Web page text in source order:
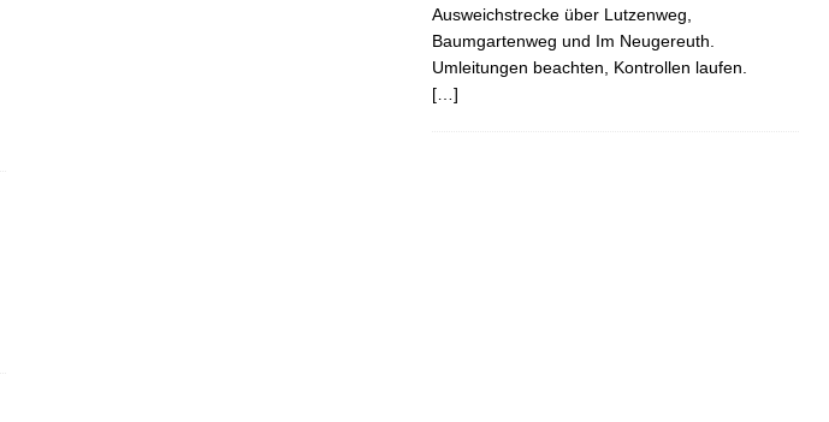
Ausweichstrecke über Lutzenweg,
Baumgartenweg und Im Neugereuth.
Umleitungen beachten, Kontrollen laufen.
[…]